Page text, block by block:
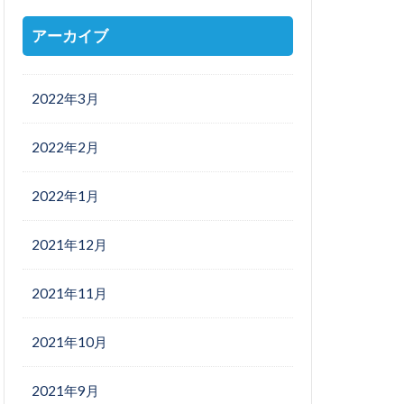
アーカイブ
2022年3月
2022年2月
2022年1月
2021年12月
2021年11月
2021年10月
2021年9月